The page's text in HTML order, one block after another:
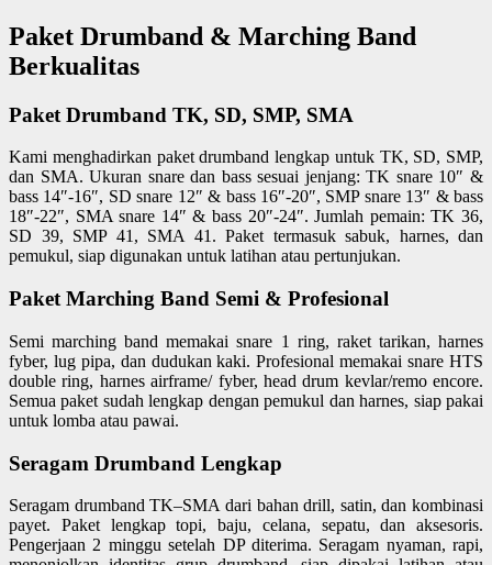
Paket Drumband & Marching Band
Berkualitas
Paket Drumband TK, SD, SMP, SMA
Kami menghadirkan paket drumband lengkap untuk TK, SD, SMP,
dan SMA. Ukuran snare dan bass sesuai jenjang: TK snare 10″ &
bass 14″-16″, SD snare 12″ & bass 16″-20″, SMP snare 13″ & bass
18″-22″, SMA snare 14″ & bass 20″-24″. Jumlah pemain: TK 36,
SD 39, SMP 41, SMA 41. Paket termasuk sabuk, harnes, dan
pemukul, siap digunakan untuk latihan atau pertunjukan.
Paket Marching Band Semi & Profesional
Semi marching band memakai snare 1 ring, raket tarikan, harnes
fyber, lug pipa, dan dudukan kaki. Profesional memakai snare HTS
double ring, harnes airframe/ fyber, head drum kevlar/remo encore.
Semua paket sudah lengkap dengan pemukul dan harnes, siap pakai
untuk lomba atau pawai.
Seragam Drumband Lengkap
Seragam drumband TK–SMA dari bahan drill, satin, dan kombinasi
payet. Paket lengkap topi, baju, celana, sepatu, dan aksesoris.
Pengerjaan 2 minggu setelah DP diterima. Seragam nyaman, rapi,